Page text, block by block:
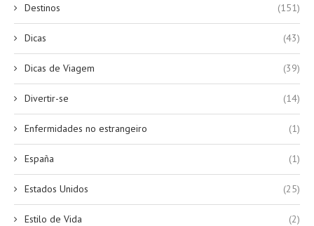
Destinos (151)
Dicas (43)
Dicas de Viagem (39)
Divertir-se (14)
Enfermidades no estrangeiro (1)
España (1)
Estados Unidos (25)
Estilo de Vida (2)